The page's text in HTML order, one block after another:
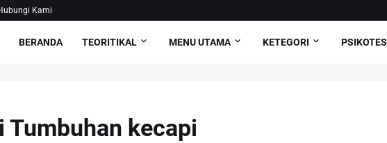
Kami
BERANDA TEORITIKAL MENU UTAMA KETEGORI PSIKOTES
Tumbuhan kecapi